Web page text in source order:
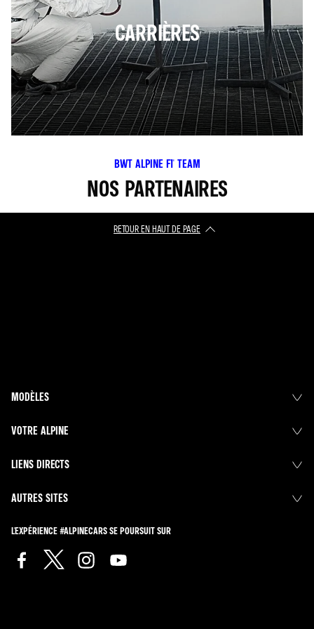
CARRIÈRES
BWT ALPINE F1® TEAM
NOS PARTENAIRES
RETOUR EN HAUT DE PAGE​
MODÈLES
VOTRE ALPINE
LIENS DIRECTS
AUTRES SITES
L'EXPÉRIENCE #ALPINECARS SE POURSUIT SUR